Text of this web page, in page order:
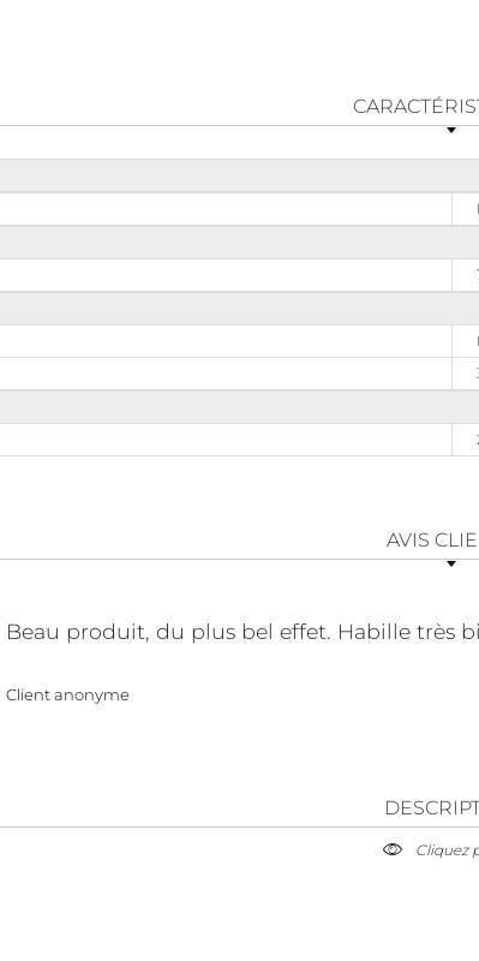
AVIS
Beau produit, du plus bel effet. Habille très
Client anonyme
Cliquez